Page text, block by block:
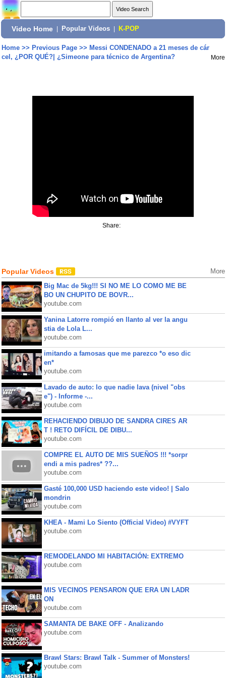
Video Home Popular Videos K-POP
Home>> Previous Page>> Messi CONDENADO a 21 meses de cár
cel, ¿POR QUÉ?| ¿Simeone para técnico de Argentina?
More
Share:
Popular Videos More
Big Mac de 5kg!!! SI NO ME LO COMO ME BE
BO UN CHUPITO DE BOVR...
youtube.com
Yanina Latorre rompió en llanto al ver la angu
stia de Lola L...
youtube.com
imitando a famosas que me parezco *o eso dic
en*
youtube.com
Lavado de auto: lo que nadie lava (nivel "obs
e") - Informe -...
youtube.com
REHACIENDO DIBUJO DE SANDRA CIRES AR
T ! RETO DIFÍCIL DE DIBU...
youtube.com
COMPRE EL AUTO DE MIS SUEÑOS !!! *sorpr
endi a mis padres* ??...
youtube.com
Gasté 100,000 USD haciendo este video! | Salo
mondrin
youtube.com
KHEA - Mami Lo Siento (Official Video) #VYFT
youtube.com
REMODELANDO MI HABITACIÓN: EXTREMO
youtube.com
MIS VECINOS PENSARON QUE ERA UN LADR
ON
youtube.com
SAMANTA DE BAKE OFF - Analizando
youtube.com
Brawl Stars: Brawl Talk - Summer of Monsters!
youtube.com